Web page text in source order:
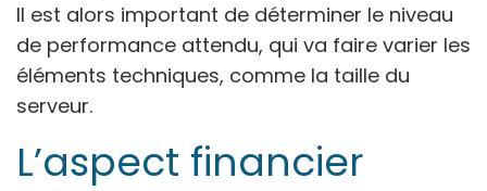
Il est alors important de déterminer le niveau
de performance attendu, qui va faire varier les
éléments techniques, comme la taille du
serveur.
L’aspect financier